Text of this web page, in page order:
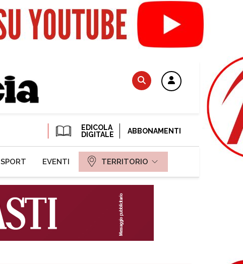
EDICOLA
DIGITALE
ABBONAMENTI
SPORT EVENTI TERRITORIO